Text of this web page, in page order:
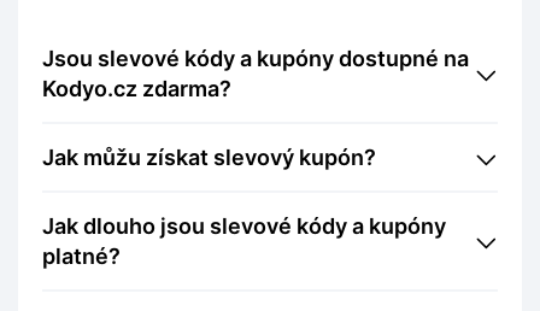
Jsou slevové kódy a kupóny dostupné na
Kodyo.cz zdarma?
Jak můžu získat slevový kupón?
Jak dlouho jsou slevové kódy a kupóny
platné?